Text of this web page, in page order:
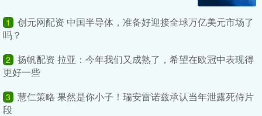
1
创元网配资 中国半导体，准备好迎接全球万亿美元市场了
吗？
2
扬帆配资 拉亚：今年我们又成熟了，希望在欧冠中表现得
更好一些
3
慧仁策略 果然是你小子！瑞安雷诺兹承认当年泄露死侍片
段